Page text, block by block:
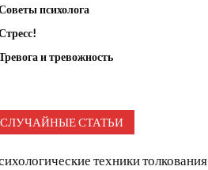
психолога
и тревожность
СЛУЧАЙНЫЕ СТАТЬИ
техники толкования